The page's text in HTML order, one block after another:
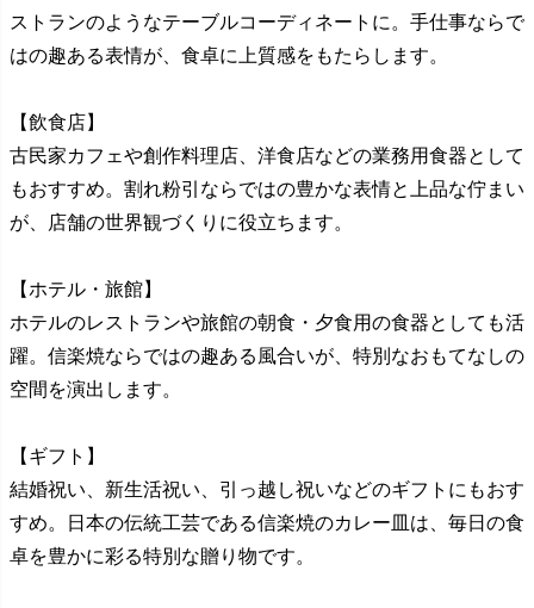
ストランのようなテーブルコーディネートに。手仕事ならで
はの趣ある表情が、食卓に上質感をもたらします。
【飲食店】
古民家カフェや創作料理店、洋食店などの業務用食器として
もおすすめ。割れ粉引ならではの豊かな表情と上品な佇まい
が、店舗の世界観づくりに役立ちます。
【ホテル・旅館】
ホテルのレストランや旅館の朝食・夕食用の食器としても活
躍。信楽焼ならではの趣ある風合いが、特別なおもてなしの
空間を演出します。
【ギフト】
結婚祝い、新生活祝い、引っ越し祝いなどのギフトにもおす
すめ。日本の伝統工芸である信楽焼のカレー皿は、毎日の食
卓を豊かに彩る特別な贈り物です。